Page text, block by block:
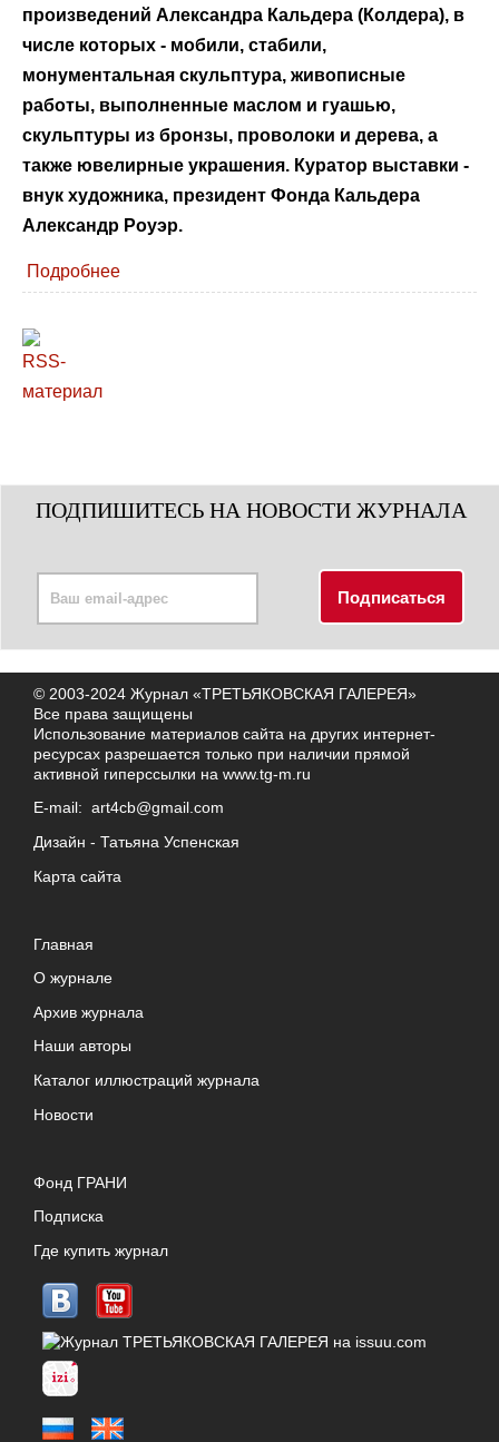
произведений Александра Кальдера (Колдера), в
числе которых - мобили, стабили,
монументальная скульптура, живописные
работы, выполненные маслом и гуашью,
скульптуры из бронзы, проволоки и дерева, а
также ювелирные украшения. Куратор выставки -
внук художника, президент Фонда Кальдера
Александр Роуэр.
Подробнее
ПОДПИШИТЕСЬ НА НОВОСТИ ЖУРНАЛА
© 2003-2024 Журнал «ТРЕТЬЯКОВСКАЯ ГАЛЕРЕЯ»
Все права защищены
Использование материалов сайта на других интернет-
ресурсах разрешается только при наличии прямой
активной гиперссылки на www.tg-m.ru
E-mail: art4cb@gmail.com
Дизайн - Татьяна Успенская
Карта сайта
Главная
О журнале
Архив журнала
Наши авторы
Каталог иллюстраций журнала
Новости
Фонд ГРАНИ
Подписка
Где купить журнал